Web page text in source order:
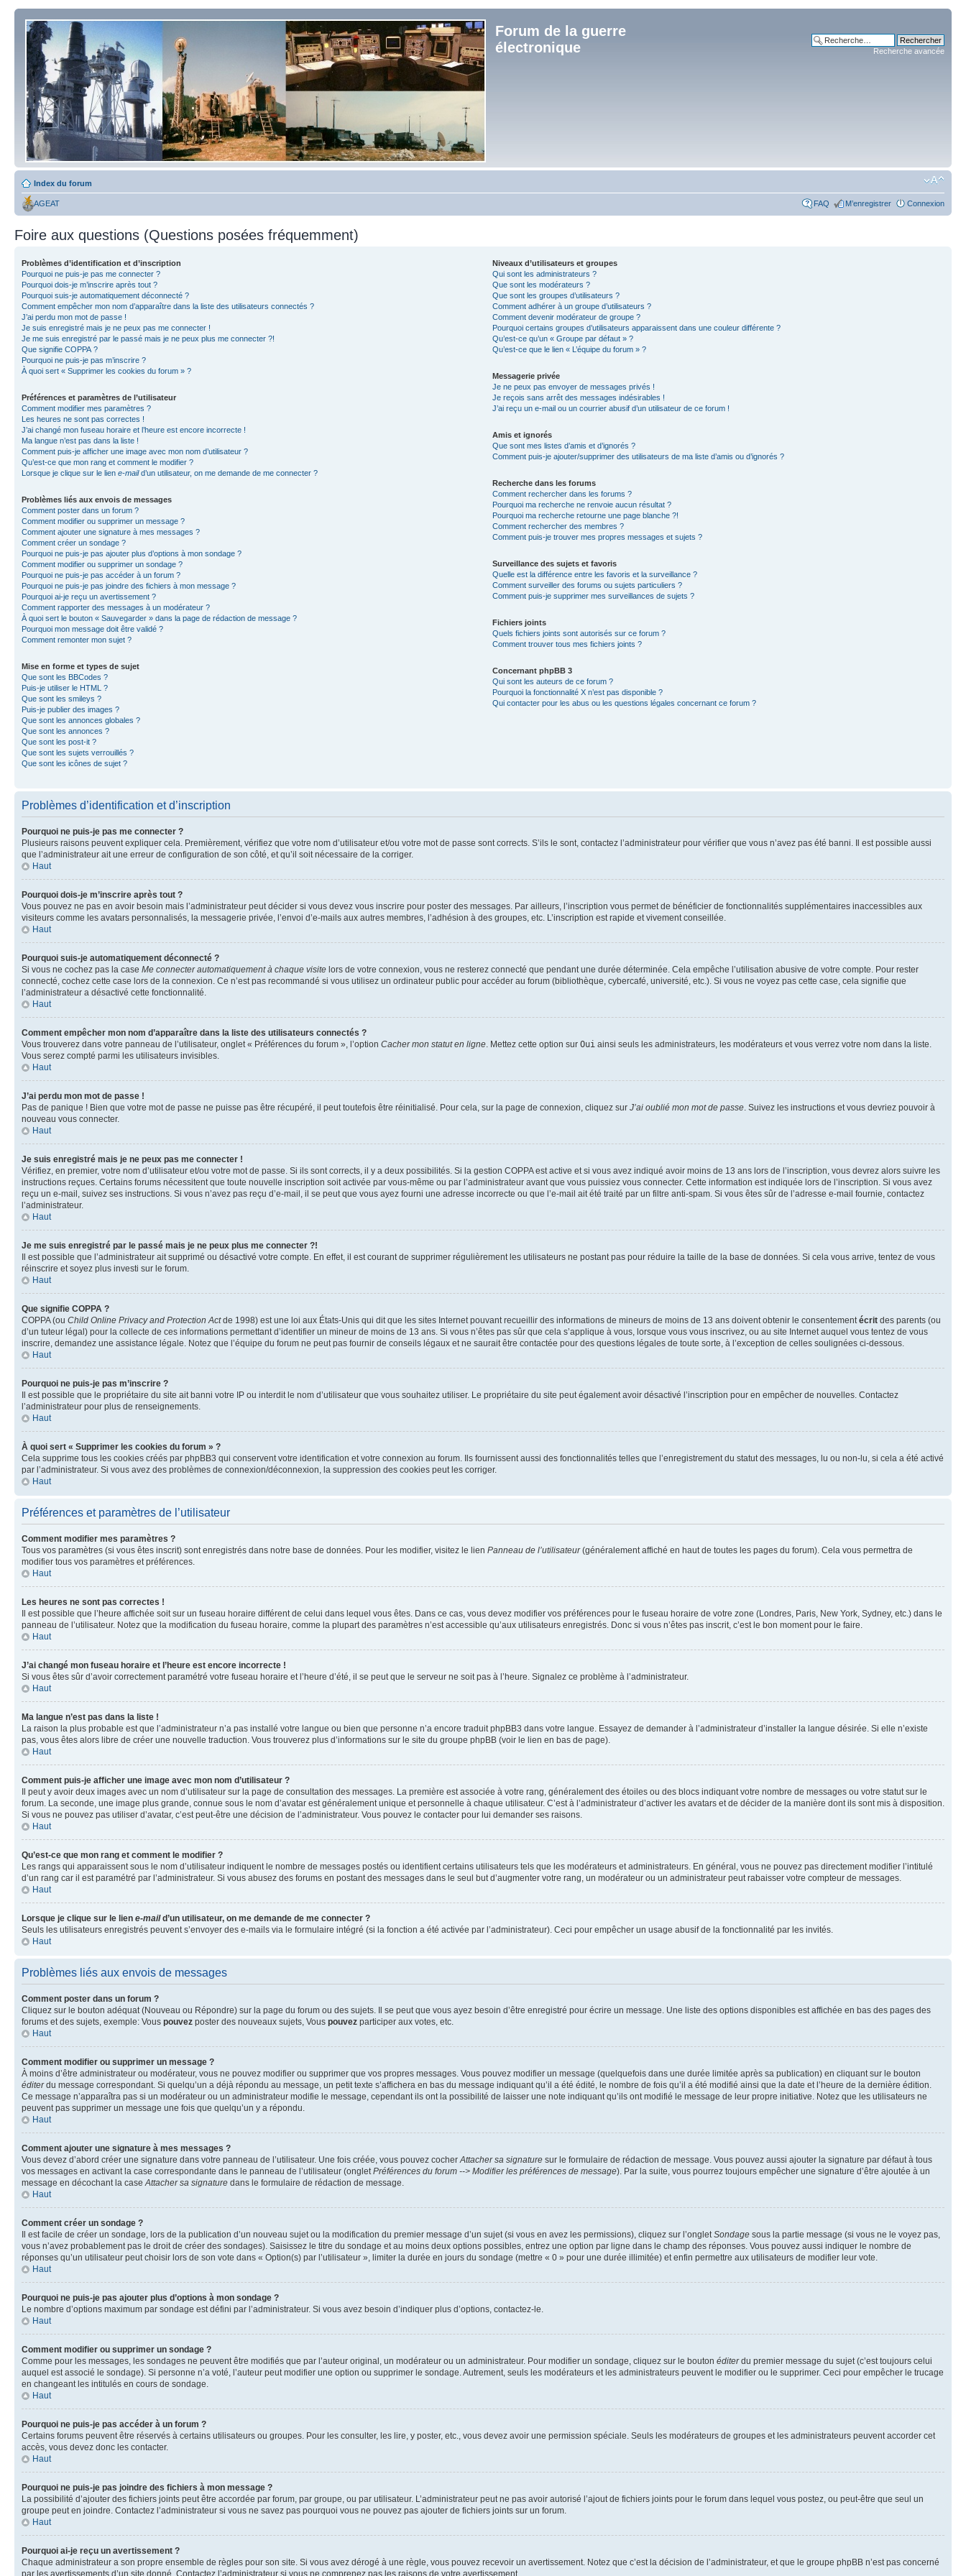
Forum de la guerre
électronique
Recherche avancée
Index du forum
AGEAT FAQ M’enregistrer Connexion
Foire aux questions (Questions posées fréquemment)
Problèmes d’identification et d’inscription
Pourquoi ne puis-je pas me connecter ?
Pourquoi dois-je m’inscrire après tout ?
Pourquoi suis-je automatiquement déconnecté ?
Comment empêcher mon nom d’apparaître dans la liste des utilisateurs connectés ?
J’ai perdu mon mot de passe !
Je suis enregistré mais je ne peux pas me connecter !
Je me suis enregistré par le passé mais je ne peux plus me connecter ?!
Que signifie COPPA ?
Pourquoi ne puis-je pas m’inscrire ?
À quoi sert « Supprimer les cookies du forum » ?
Préférences et paramètres de l’utilisateur
Comment modifier mes paramètres ?
Les heures ne sont pas correctes !
J’ai changé mon fuseau horaire et l’heure est encore incorrecte !
Ma langue n’est pas dans la liste !
Comment puis-je afficher une image avec mon nom d’utilisateur ?
Qu’est-ce que mon rang et comment le modifier ?
Lorsque je clique sur le lien e-maild’un utilisateur, on me demande de me connecter ?
Problèmes liés aux envois de messages
Comment poster dans un forum ?
Comment modifier ou supprimer un message ?
Comment ajouter une signature à mes messages ?
Comment créer un sondage ?
Pourquoi ne puis-je pas ajouter plus d’options à mon sondage ?
Comment modifier ou supprimer un sondage ?
Pourquoi ne puis-je pas accéder à un forum ?
Pourquoi ne puis-je pas joindre des fichiers à mon message ?
Pourquoi ai-je reçu un avertissement ?
Comment rapporter des messages à un modérateur ?
À quoi sert le bouton « Sauvegarder » dans la page de rédaction de message ?
Pourquoi mon message doit être validé ?
Comment remonter mon sujet ?
Mise en forme et types de sujet
Que sont les BBCodes ?
Puis-je utiliser le HTML ?
Que sont les smileys ?
Puis-je publier des images ?
Que sont les annonces globales ?
Que sont les annonces ?
Que sont les post-it ?
Que sont les sujets verrouillés ?
Que sont les icônes de sujet ?
Niveaux d’utilisateurs et groupes
Qui sont les administrateurs ?
Que sont les modérateurs ?
Que sont les groupes d’utilisateurs ?
Comment adhérer à un groupe d’utilisateurs ?
Comment devenir modérateur de groupe ?
Pourquoi certains groupes d’utilisateurs apparaissent dans une couleur différente ?
Qu’est-ce qu’un « Groupe par défaut » ?
Qu’est-ce que le lien « L’équipe du forum » ?
Messagerie privée
Je ne peux pas envoyer de messages privés !
Je reçois sans arrêt des messages indésirables !
J’ai reçu un e-mail ou un courrier abusif d’un utilisateur de ce forum !
Amis et ignorés
Que sont mes listes d’amis et d’ignorés ?
Comment puis-je ajouter/supprimer des utilisateurs de ma liste d’amis ou d’ignorés ?
Recherche dans les forums
Comment rechercher dans les forums ?
Pourquoi ma recherche ne renvoie aucun résultat ?
Pourquoi ma recherche retourne une page blanche ?!
Comment rechercher des membres ?
Comment puis-je trouver mes propres messages et sujets ?
Surveillance des sujets et favoris
Quelle est la différence entre les favoris et la surveillance ?
Comment surveiller des forums ou sujets particuliers ?
Comment puis-je supprimer mes surveillances de sujets ?
Fichiers joints
Quels fichiers joints sont autorisés sur ce forum ?
Comment trouver tous mes fichiers joints ?
Concernant phpBB 3
Qui sont les auteurs de ce forum ?
Pourquoi la fonctionnalité X n’est pas disponible ?
Qui contacter pour les abus ou les questions légales concernant ce forum ?
Problèmes d’identification et d’inscription
Pourquoi ne puis-je pas me connecter ?
Plusieurs raisons peuvent expliquer cela. Premièrement, vérifiez que votre nom d’utilisateur et/ou votre mot de passe sont corrects. S’ils le sont, contactez l’administrateur pour vérifier que vous n’avez pas été banni. Il est possible aussi
que l’administrateur ait une erreur de configuration de son côté, et qu’il soit nécessaire de la corriger.
Haut
Pourquoi dois-je m’inscrire après tout ?
Vous pouvez ne pas en avoir besoin mais l’administrateur peut décider si vous devez vous inscrire pour poster des messages. Par ailleurs, l’inscription vous permet de bénéficier de fonctionnalités supplémentaires inaccessibles aux
visiteurs comme les avatars personnalisés, la messagerie privée, l’envoi d’e-mails aux autres membres, l’adhésion à des groupes, etc. L’inscription est rapide et vivement conseillée.
Haut
Pourquoi suis-je automatiquement déconnecté ?
Si vous ne cochez pas la case Me connecter automatiquement à chaque visite lors de votre connexion, vous ne resterez connecté que pendant une durée déterminée. Cela empêche l’utilisation abusive de votre compte. Pour rester
connecté, cochez cette case lors de la connexion. Ce n’est pas recommandé si vous utilisez un ordinateur public pour accéder au forum (bibliothèque, cybercafé, université, etc.). Si vous ne voyez pas cette case, cela signifie que
l’administrateur a désactivé cette fonctionnalité.
Haut
Comment empêcher mon nom d’apparaître dans la liste des utilisateurs connectés ?
Vous trouverez dans votre panneau de l’utilisateur, onglet « Préférences du forum », l’option Cacher mon statut en ligne. Mettez cette option sur Oui ainsi seuls les administrateurs, les modérateurs et vous verrez votre nom dans la liste.
Vous serez compté parmi les utilisateurs invisibles.
Haut
J’ai perdu mon mot de passe !
Pas de panique ! Bien que votre mot de passe ne puisse pas être récupéré, il peut toutefois être réinitialisé. Pour cela, sur la page de connexion, cliquez sur J’ai oublié mon mot de passe. Suivez les instructions et vous devriez pouvoir à
nouveau vous connecter.
Haut
Je suis enregistré mais je ne peux pas me connecter !
Vérifiez, en premier, votre nom d’utilisateur et/ou votre mot de passe. Si ils sont corrects, il y a deux possibilités. Si la gestion COPPA est active et si vous avez indiqué avoir moins de 13 ans lors de l’inscription, vous devrez alors suivre les
instructions reçues. Certains forums nécessitent que toute nouvelle inscription soit activée par vous-même ou par l’administrateur avant que vous puissiez vous connecter. Cette information est indiquée lors de l’inscription. Si vous avez
reçu un e-mail, suivez ses instructions. Si vous n’avez pas reçu d’e-mail, il se peut que vous ayez fourni une adresse incorrecte ou que l’e-mail ait été traité par un filtre anti-spam. Si vous êtes sûr de l’adresse e-mail fournie, contactez
l’administrateur.
Haut
Je me suis enregistré par le passé mais je ne peux plus me connecter ?!
Il est possible que l’administrateur ait supprimé ou désactivé votre compte. En effet, il est courant de supprimer régulièrement les utilisateurs ne postant pas pour réduire la taille de la base de données. Si cela vous arrive, tentez de vous
réinscrire et soyez plus investi sur le forum.
Haut
Que signifie COPPA ?
COPPA (ou Child Online Privacy and Protection Actde 1998) est une loi aux États-Unis qui dit que les sites Internet pouvant recueillir des informations de mineurs de moins de 13 ans doivent obtenir le consentementécrit des parents (ou
d’un tuteur légal) pour la collecte de ces informations permettant d’identifier un mineur de moins de 13 ans. Si vous n’êtes pas sûr que cela s’applique à vous, lorsque vous vous inscrivez, ou au site Internet auquel vous tentez de vous
inscrire, demandez une assistance légale. Notez que l’équipe du forum ne peut pas fournir de conseils légaux et ne saurait être contactée pour des questions légales de toute sorte, à l’exception de celles soulignées ci-dessous.
Haut
Pourquoi ne puis-je pas m’inscrire ?
Il est possible que le propriétaire du site ait banni votre IP ou interdit le nom d’utilisateur que vous souhaitez utiliser. Le propriétaire du site peut également avoir désactivé l’inscription pour en empêcher de nouvelles. Contactez
l’administrateur pour plus de renseignements.
Haut
À quoi sert « Supprimer les cookies du forum » ?
Cela supprime tous les cookies créés par phpBB3 qui conservent votre identification et votre connexion au forum. Ils fournissent aussi des fonctionnalités telles que l’enregistrement du statut des messages, lu ou non-lu, si cela a été activé
par l’administrateur. Si vous avez des problèmes de connexion/déconnexion, la suppression des cookies peut les corriger.
Haut
Préférences et paramètres de l’utilisateur
Comment modifier mes paramètres ?
Tous vos paramètres (si vous êtes inscrit) sont enregistrés dans notre base de données. Pour les modifier, visitez le lien Panneau de l’utilisateur(généralement affiché en haut de toutes les pages du forum). Cela vous permettra de
modifier tous vos paramètres et préférences.
Haut
Les heures ne sont pas correctes !
Il est possible que l’heure affichée soit sur un fuseau horaire différent de celui dans lequel vous êtes. Dans ce cas, vous devez modifier vos préférences pour le fuseau horaire de votre zone (Londres, Paris, New York, Sydney, etc.) dans le
panneau de l’utilisateur. Notez que la modification du fuseau horaire, comme la plupart des paramètres n’est accessible qu’aux utilisateurs enregistrés. Donc si vous n’êtes pas inscrit, c’est le bon moment pour le faire.
Haut
J’ai changé mon fuseau horaire et l’heure est encore incorrecte !
Si vous êtes sûr d’avoir correctement paramétré votre fuseau horaire et l’heure d’été, il se peut que le serveur ne soit pas à l’heure. Signalez ce problème à l’administrateur.
Haut
Ma langue n’est pas dans la liste !
La raison la plus probable est que l’administrateur n’a pas installé votre langue ou bien que personne n’a encore traduit phpBB3 dans votre langue. Essayez de demander à l’administrateur d’installer la langue désirée. Si elle n’existe
pas, vous êtes alors libre de créer une nouvelle traduction. Vous trouverez plus d’informations sur le site du groupe phpBB (voir le lien en bas de page).
Haut
Comment puis-je afficher une image avec mon nom d’utilisateur ?
Il peut y avoir deux images avec un nom d’utilisateur sur la page de consultation des messages. La première est associée à votre rang, généralement des étoiles ou des blocs indiquant votre nombre de messages ou votre statut sur le
forum. La seconde, une image plus grande, connue sous le nom d’avatar est généralement unique et personnelle à chaque utilisateur. C’est à l’administrateur d’activer les avatars et de décider de la manière dont ils sont mis à disposition.
Si vous ne pouvez pas utiliser d’avatar, c’est peut-être une décision de l’administrateur. Vous pouvez le contacter pour lui demander ses raisons.
Haut
Qu’est-ce que mon rang et comment le modifier ?
Les rangs qui apparaissent sous le nom d’utilisateur indiquent le nombre de messages postés ou identifient certains utilisateurs tels que les modérateurs et administrateurs. En général, vous ne pouvez pas directement modifier l’intitulé
d’un rang car il est paramétré par l’administrateur. Si vous abusez des forums en postant des messages dans le seul but d’augmenter votre rang, un modérateur ou un administrateur peut rabaisser votre compteur de messages.
Haut
Lorsque je clique sur le lien e-maild’un utilisateur, on me demande de me connecter ?
Seuls les utilisateurs enregistrés peuvent s’envoyer des e-mails via le formulaire intégré (si la fonction a été activée par l’administrateur). Ceci pour empêcher un usage abusif de la fonctionnalité par les invités.
Haut
Problèmes liés aux envois de messages
Comment poster dans un forum ?
Cliquez sur le bouton adéquat (Nouveau ou Répondre) sur la page du forum ou des sujets. Il se peut que vous ayez besoin d’être enregistré pour écrire un message. Une liste des options disponibles est affichée en bas des pages des
forums et des sujets, exemple: Vous pouvez poster des nouveaux sujets, Vous pouvez participer aux votes, etc.
Haut
Comment modifier ou supprimer un message ?
À moins d’être administrateur ou modérateur, vous ne pouvez modifier ou supprimer que vos propres messages. Vous pouvez modifier un message (quelquefois dans une durée limitée après sa publication) en cliquant sur le bouton
éditerdu message correspondant. Si quelqu’un a déjà répondu au message, un petit texte s’affichera en bas du message indiquant qu’il a été édité, le nombre de fois qu’il a été modifié ainsi que la date et l’heure de la dernière édition.
Ce message n’apparaîtra pas si un modérateur ou un administrateur modifie le message, cependant ils ont la possibilité de laisser une note indiquant qu’ils ont modifié le message de leur propre initiative. Notez que les utilisateurs ne
peuvent pas supprimer un message une fois que quelqu’un y a répondu.
Haut
Comment ajouter une signature à mes messages ?
Vous devez d’abord créer une signature dans votre panneau de l’utilisateur. Une fois créée, vous pouvez cocherAttacher sa signature sur le formulaire de rédaction de message. Vous pouvez aussi ajouter la signature par défaut à tous
vos messages en activant la case correspondante dans le panneau de l’utilisateur (ongletPréférences du forum --> Modifier les préférences de message). Par la suite, vous pourrez toujours empêcher une signature d’être ajoutée à un
message en décochant la caseAttacher sa signature dans le formulaire de rédaction de message.
Haut
Comment créer un sondage ?
Il est facile de créer un sondage, lors de la publication d’un nouveau sujet ou la modification du premier message d’un sujet (si vous en avez les permissions), cliquez sur l’ongletSondage sous la partie message (si vous ne le voyez pas,
vous n’avez probablement pas le droit de créer des sondages). Saisissez le titre du sondage et au moins deux options possibles, entrez une option par ligne dans le champ des réponses. Vous pouvez aussi indiquer le nombre de
réponses qu’un utilisateur peut choisir lors de son vote dans « Option(s) par l’utilisateur », limiter la durée en jours du sondage (mettre « 0 » pour une durée illimitée) et enfin permettre aux utilisateurs de modifier leur vote.
Haut
Pourquoi ne puis-je pas ajouter plus d’options à mon sondage ?
Le nombre d’options maximum par sondage est défini par l’administrateur. Si vous avez besoin d’indiquer plus d’options, contactez-le.
Haut
Comment modifier ou supprimer un sondage ?
Comme pour les messages, les sondages ne peuvent être modifiés que par l’auteur original, un modérateur ou un administrateur. Pour modifier un sondage, cliquez sur le bouton éditerdu premier message du sujet (c’est toujours celui
auquel est associé le sondage). Si personne n’a voté, l’auteur peut modifier une option ou supprimer le sondage. Autrement, seuls les modérateurs et les administrateurs peuvent le modifier ou le supprimer. Ceci pour empêcher le trucage
en changeant les intitulés en cours de sondage.
Haut
Pourquoi ne puis-je pas accéder à un forum ?
Certains forums peuvent être réservés à certains utilisateurs ou groupes. Pour les consulter, les lire, y poster, etc., vous devez avoir une permission spéciale. Seuls les modérateurs de groupes et les administrateurs peuvent accorder cet
accès, vous devez donc les contacter.
Haut
Pourquoi ne puis-je pas joindre des fichiers à mon message ?
La possibilité d’ajouter des fichiers joints peut être accordée par forum, par groupe, ou par utilisateur. L’administrateur peut ne pas avoir autorisé l’ajout de fichiers joints pour le forum dans lequel vous postez, ou peut-être que seul un
groupe peut en joindre. Contactez l’administrateur si vous ne savez pas pourquoi vous ne pouvez pas ajouter de fichiers joints sur un forum.
Haut
Pourquoi ai-je reçu un avertissement ?
Chaque administrateur a son propre ensemble de règles pour son site. Si vous avez dérogé à une règle, vous pouvez recevoir un avertissement. Notez que c’est la décision de l’administrateur, et que le groupe phpBB n’est pas concerné
par les avertissements d’un site donné. Contactez l’administrateur si vous ne comprenez pas les raisons de votre avertissement.